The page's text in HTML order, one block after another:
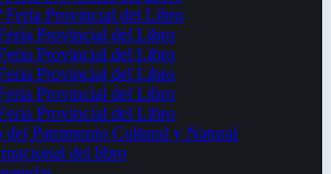
Feria Provincial del Libro
Provincial del Libro
Provincial del Libro
Provincial del Libro
Provincial del Libro
Provincial del Libro
del Patrimonio Cultural y Natural
del libro